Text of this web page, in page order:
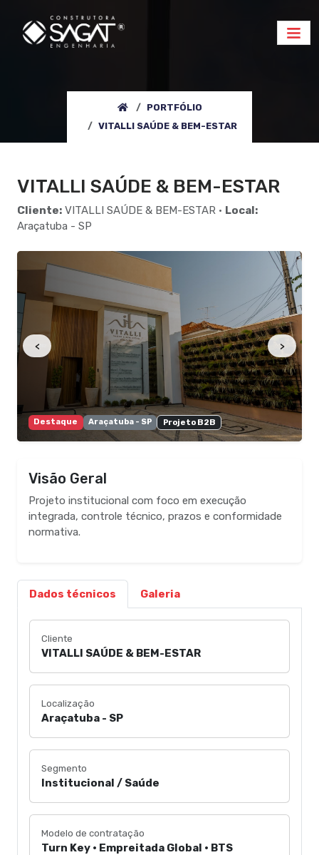
PORTFÓLIO
VITALLI SAÚDE & BEM-ESTAR
VITALLI SAÚDE & BEM-ESTAR
Cliente: VITALLI SAÚDE & BEM-ESTAR • Local:
Araçatuba - SP
< >
Destaque Araçatuba - SP Projeto B2B
Visão Geral
Projeto institucional com foco em execução
integrada, controle técnico, prazos e conformidade
normativa.
Dados técnicos Galeria
Cliente
VITALLI SAÚDE & BEM-ESTAR
Localização
Araçatuba - SP
Segmento
Institucional / Saúde
Modelo de contratação
Turn Key • Empreitada Global • BTS